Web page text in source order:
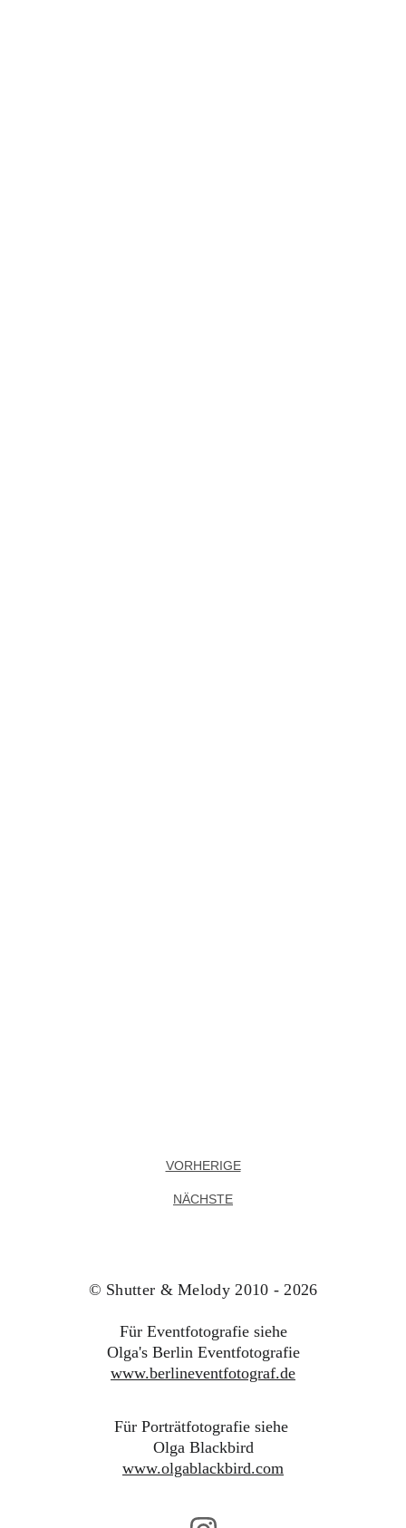
VORHERIGE
NÄCHSTE
Für Eventfotografie siehe
Olga's Berlin Eventfotografie
www.berlineventfotograf.de
Für Porträtfotografie siehe
Olga Blackbird
www.olgablackbird.com
© Shutter & Melody 2010 - 2026